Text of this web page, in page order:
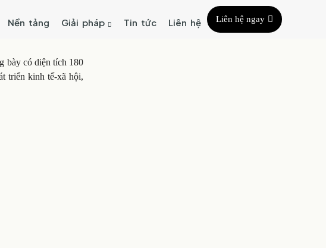
Nền tảng Giải pháp Tin tức Liên hệ Liên hệ ngay
bày có diện tích 180
triển kinh tế-xã hội,